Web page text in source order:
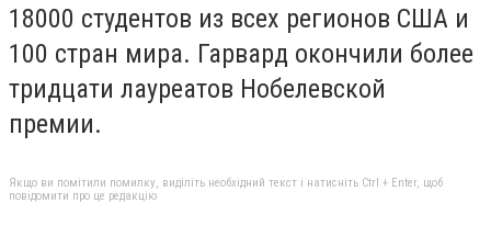
18000 студентов из всех регионов США и
100 стран мира. Гарвард окончили более
тридцати лауреатов Нобелевской
премии.
Якщо ви помітили помилку, виділіть необхідний текст і натисніть Ctrl + Enter, щоб
повідомити про це редакцію